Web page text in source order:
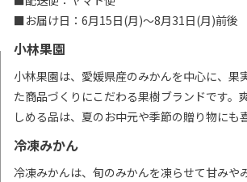
■お届け日：6月15日(月)～8月31日(月)前後
小林果園
小林果園は、愛媛県産のみかんを中心に、果
た商品づくりにこだわる果樹ブランドです。
しめる品は、夏のお中元や季節の贈り物にも
冷凍みかん
冷凍みかんは、旬のみかんを凍らせて甘みや